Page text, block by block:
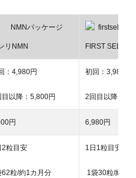
リNMN FIRST
：4,980円
目以降：5,800円
初回：3,980円
2回目以降：
円 6,980円
2粒目安
62粒/約1カ月分
1日1粒目安
1袋30粒/約1ヶ